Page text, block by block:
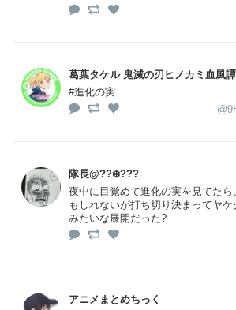
葛葉タケル 鬼滅の刃ヒノカミ血風譚
#進化の実
隊長@??❄️???
夜中に目覚めて進化の実を見てた
もしれないが打ち切り決まってヤ
みたいな展開だった?
アニメまとめちっく